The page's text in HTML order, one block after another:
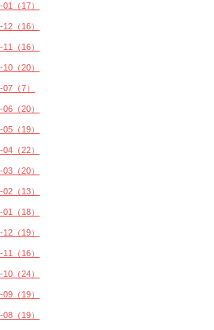
（17）
（16）
（16）
（20）
（7）
（20）
（19）
（22）
（20）
（13）
（18）
（19）
（16）
（24）
（19）
（19）